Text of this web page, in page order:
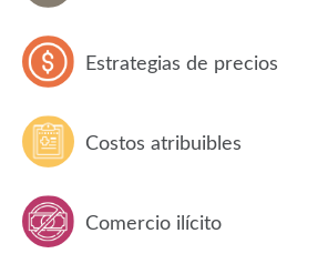
Estrategias de precios
Costos atribuibles
Comercio ilícito